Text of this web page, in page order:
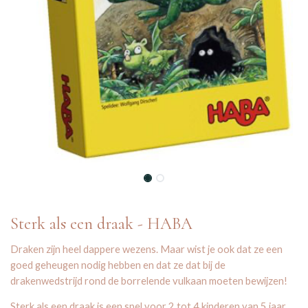
Sterk als een draak - HABA
Draken zijn heel dappere wezens. Maar wist je ook dat ze een
goed geheugen nodig hebben en dat ze dat bij de
drakenwedstrijd rond de borrelende vulkaan moeten bewijzen!